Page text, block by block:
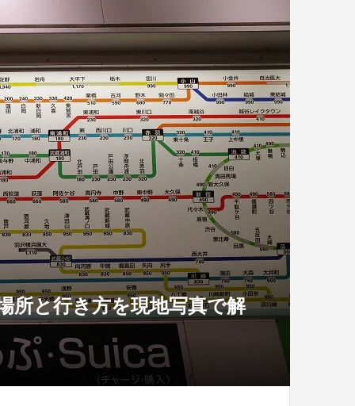
所と行き方を現地写真で解